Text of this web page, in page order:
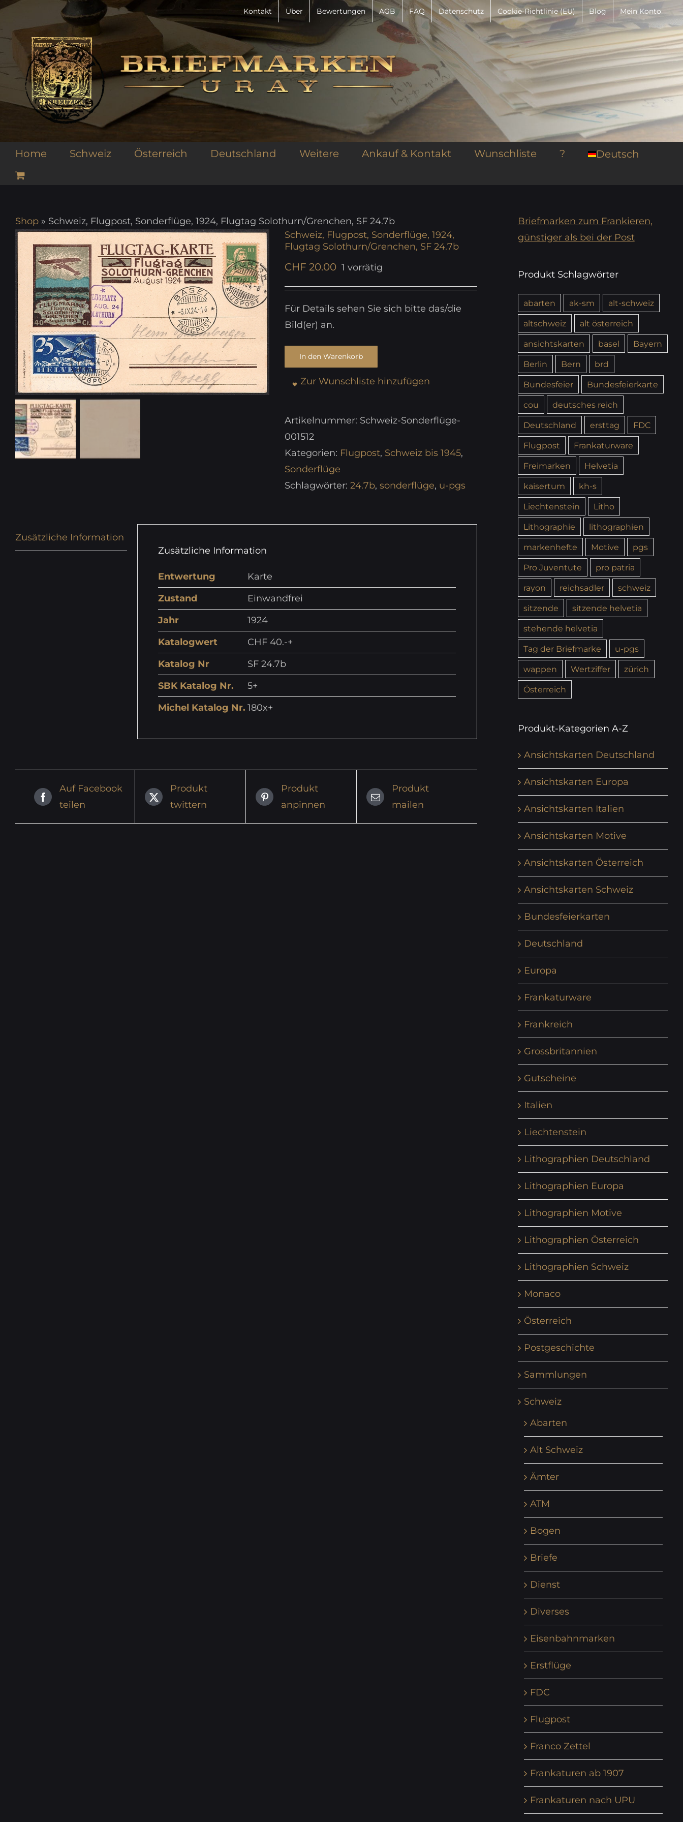
Zum
springen
Kontakt Über Bewertungen AGB FAQ Datenschutz Cookie-Richtlinie (EU) Blog Mein Konto
Home Schweiz Österreich Deutschland Weitere Ankauf & Kontakt Wunschliste ? Deutsch
Shop » Schweiz, Flugpost, Sonderflüge, 1924, Flugtag Solothurn/Grenchen, SF 24.7b
Schweiz, Flugpost, Sonderflüge, 1924,
Flugtag Solothurn/Grenchen, SF 24.7b
CHF 20.00 1 vorrätig
Für Details sehen Sie sich bitte das/die
Bild(er) an.
In den Warenkorb
Zur Wunschliste hinzufügen
Artikelnummer: Schweiz-Sonderflüge-
001512
Kategorien: Flugpost, Schweiz bis 1945,
Sonderflüge
Schlagwörter: 24.7b, sonderflüge, u-pgs
Zusätzliche Information
Zusätzliche Information
Entwertung
Karte
Zustand
Einwandfrei
Jahr
1924
Katalogwert
CHF 40.-+
Katalog Nr
SF 24.7b
SBK Katalog Nr.
5+
Michel Katalog Nr. 180x+
Auf Facebook
teilen
Produkt
twittern
Produkt
anpinnen
Produkt
mailen
Briefmarken zum Frankieren,
günstiger als bei der Post
Produkt Schlagwörter
abarten ak-sm
alt-schweiz
altschweiz
alt österreich
ansichtskarten
basel
Bayern
Berlin
Bern
brd
Bundesfeier
Bundesfeierkarte
cou
deutsches reich
Deutschland
ersttag
FDC
Flugpost
Frankaturware
Freimarken
Helvetia
kaisertum
kh-s
Liechtenstein
Litho
Lithographie
lithographien
markenhefte
Motive
pgs
Pro Juventute
pro patria
rayon
reichsadler
schweiz
sitzende
sitzende helvetia
stehende helvetia
Tag der Briefmarke
u-pgs
wappen
Wertziffer
zürich
Österreich
Produkt-Kategorien A-Z
Ansichtskarten Deutschland
Ansichtskarten Europa
Ansichtskarten Italien
Ansichtskarten Motive
Ansichtskarten Österreich
Ansichtskarten Schweiz
Bundesfeierkarten
Deutschland
Europa
Frankaturware
Frankreich
Grossbritannien
Gutscheine
Italien
Liechtenstein
Lithographien Deutschland
Lithographien Europa
Lithographien Motive
Lithographien Österreich
Lithographien Schweiz
Monaco
Österreich
Postgeschichte
Sammlungen
Schweiz
Abarten
Alt Schweiz
Ämter
ATM
Bogen
Briefe
Dienst
Diverses
Eisenbahnmarken
Erstflüge
FDC
Flugpost
Franco Zettel
Frankaturen ab 1907
Frankaturen nach UPU